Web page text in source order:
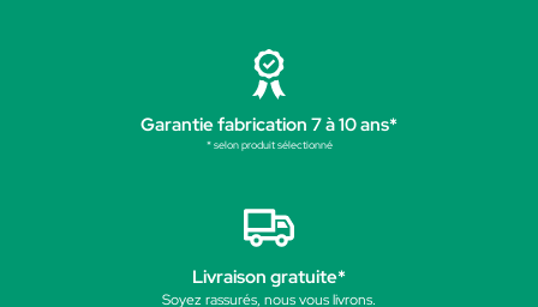
Garantie fabrication 7 à 10 ans*
* selon produit sélectionné
Livraison gratuite*
Soyez rassurés, nous vous livrons.